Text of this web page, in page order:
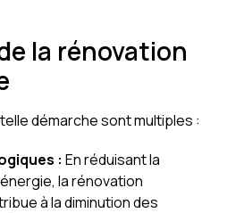
la rénovation
démarche sont multiples :
: En réduisant la
la rénovation
à la diminution des